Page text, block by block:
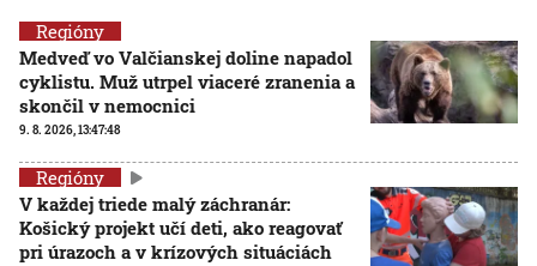
Regióny
Medveď vo Valčianskej doline napadol
cyklistu. Muž utrpel viaceré zranenia a
skončil v nemocnici
9. 8. 2026, 13:47:48
Regióny
V každej triede malý záchranár:
Košický projekt učí deti, ako reagovať
pri úrazoch a v krízových situáciách